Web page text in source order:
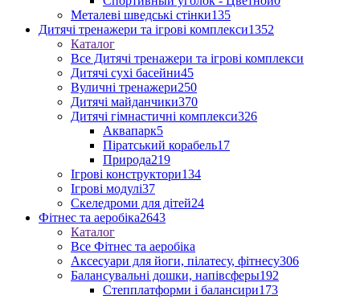
Металеві шведські стінки135
Дитячі тренажери та ігрові комплекси1352
Каталог
Все Дитячі тренажери та ігрові комплекси
Дитячі сухі басейни45
Вуличні тренажери250
Дитячі майданчики370
Дитячі гімнастичні комплекси326
Аквапарк5
Піратський корабель17
Природа219
Ігрові конструктори134
Ігрові модулі37
Скеледроми для дітей24
Фітнес та аеробіка2643
Каталог
Все Фітнес та аеробіка
Аксесуари для йоги, пілатесу, фітнесу306
Балансувальні дошки, напівсферы192
Степплатформи і балансири173